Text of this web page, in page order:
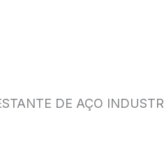
DE AÇO